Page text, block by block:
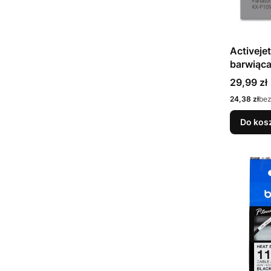
P115;
Cena
29,99 zł
Cena
24,38 zł
Do